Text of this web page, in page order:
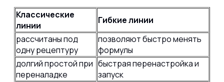
Классические
линии
Гибкие линии
рассчитаны под
одну рецептуру
позволяют быстро менять
формулы
долгий простой при
переналадке
быстрая перенастройка и
запуск